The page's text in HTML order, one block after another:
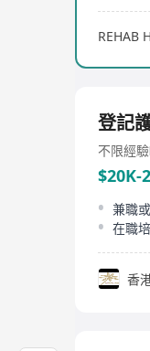
REHAB
登記
不限經驗
$20K-
兼職
在職
香